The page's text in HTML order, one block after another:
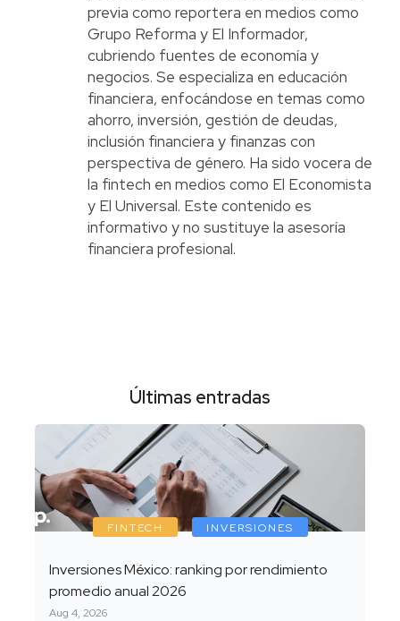
previa como reportera en medios como
Grupo Reforma y El Informador,
cubriendo fuentes de economía y
negocios. Se especializa en educación
financiera, enfocándose en temas como
ahorro, inversión, gestión de deudas,
inclusión financiera y finanzas con
perspectiva de género. Ha sido vocera de
la fintech en medios como El Economista
y El Universal. Este contenido es
informativo y no sustituye la asesoría
financiera profesional.
Últimas entradas
FINTECH INVERSIONES
Inversiones México: ranking por rendimiento
promedio anual 2026
Aug 4, 2026